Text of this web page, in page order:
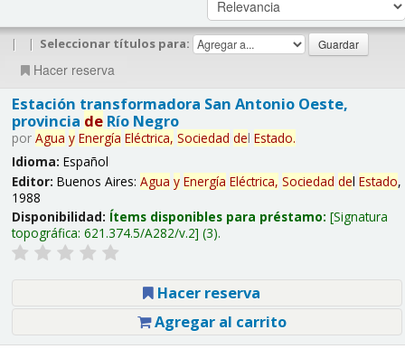
| | Seleccionar títulos para:
Hacer reserva
Estación transformadora San Antonio Oeste,
provincia deRío Negro
por Agua y Energía Eléctrica, Sociedad del Estado.
Idioma: Español
Editor: Buenos Aires: Agua y Energía Eléctrica, Sociedad del Estado,
1988
Disponibilidad: Ítems disponibles para préstamo: Signatura
topográfica: 621.374.5/A282/v.2 (3).
Hacer reserva
Agregar al carrito